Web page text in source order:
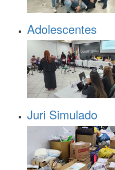
Adolescentes
Juri Simulado